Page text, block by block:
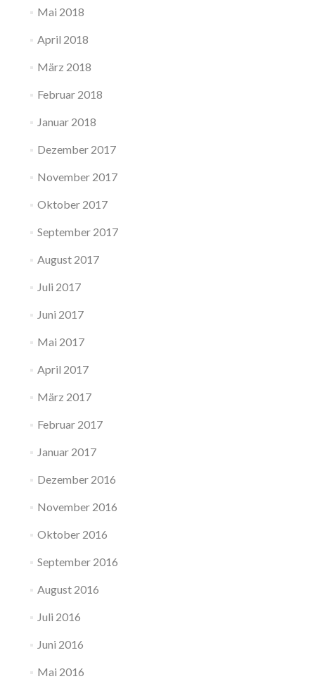
Mai 2018
April 2018
März 2018
Februar 2018
Januar 2018
Dezember 2017
November 2017
Oktober 2017
September 2017
August 2017
Juli 2017
Juni 2017
Mai 2017
April 2017
März 2017
Februar 2017
Januar 2017
Dezember 2016
November 2016
Oktober 2016
September 2016
August 2016
Juli 2016
Juni 2016
Mai 2016